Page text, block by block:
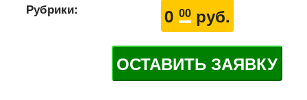
0 00руб.
ОСТАВИТЬ ЗАЯВКУ
Рубрики: